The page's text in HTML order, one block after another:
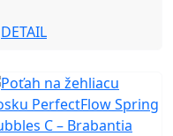
DETAIL